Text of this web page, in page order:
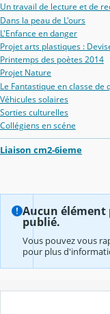
Un travail de lecture et de
Dans la peau de L'ours
L'Enfance en danger
Projet arts plastiques :
Printemps des poètes 2014
Projet Nature
Le Fantastique en classe de
Véhicules solaires
Sorties culturelles
Collégiens en scéne
Liaison cm2-6ieme
Aucun élément
publié.
Vous pouvez vous
pour plus